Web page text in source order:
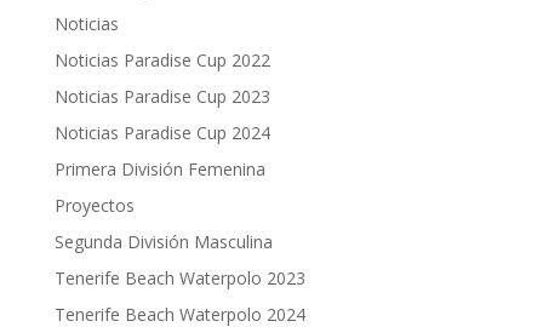
Noticias
Noticias Paradise Cup 2022
Noticias Paradise Cup 2023
Noticias Paradise Cup 2024
Primera División Femenina
Proyectos
Segunda División Masculina
Tenerife Beach Waterpolo 2023
Tenerife Beach Waterpolo 2024